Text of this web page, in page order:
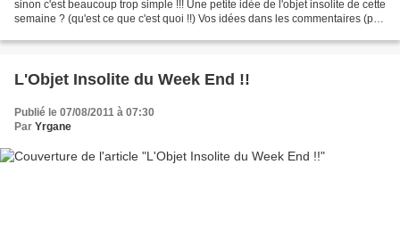
sinon c'est beaucoup trop simple !!! Une petite idée de l'objet insolite de cette
semaine ? (qu'est ce que c'est quoi !!) Vos idées dans les commentaires (pas
L'Objet Insolite du Week End !!
Publié le 07/08/2011 à 07:30
Par Yrgane